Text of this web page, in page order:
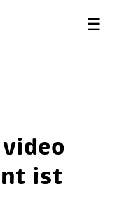
ist
☰